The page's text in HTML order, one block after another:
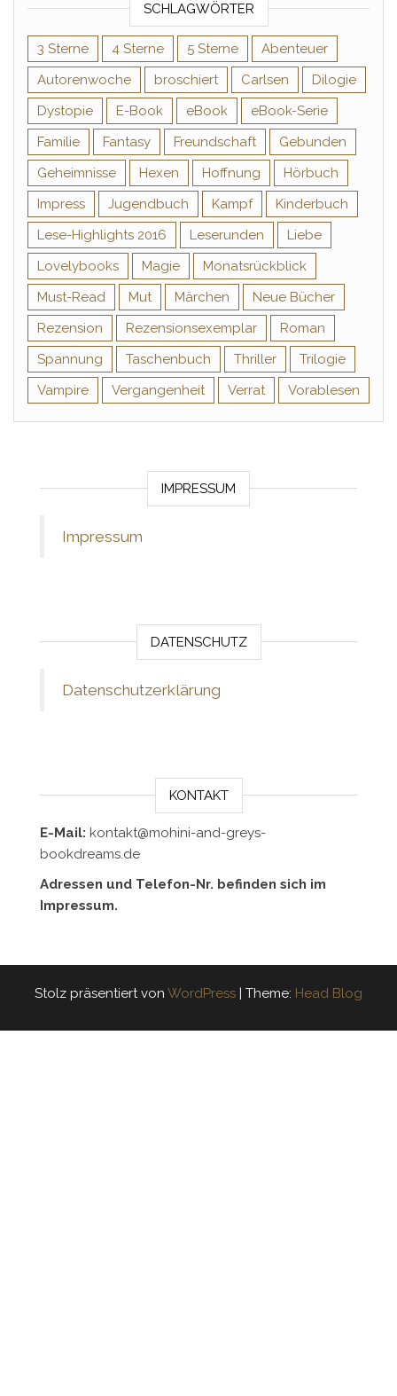
SCHLAGWÖRTER
3 Sterne 4 Sterne 5 Sterne
Abenteuer
Autorenwoche
broschiert Carlsen
Dilogie
Dystopie
E-Book eBook
eBook-Serie
Familie
Fantasy Freundschaft
Gebunden
Geheimnisse
Hexen Hoffnung
Hörbuch
Impress
Jugendbuch Kampf
Kinderbuch
Lese-Highlights 2016
Leserunden
Liebe
Lovelybooks
Magie
Monatsrückblick
Must-Read
Mut Märchen
Neue Bücher
Rezension
Rezensionsexemplar
Roman
Spannung
Taschenbuch Thriller
Trilogie
Vampire
Vergangenheit Verrat Vorablesen
IMPRESSUM
Impressum
DATENSCHUTZ
Datenschutzerklärung
KONTAKT
E-Mail: kontakt@mohini-and-greys-
bookdreams.de
Adressen und Telefon-Nr. befinden sich im
Impressum.
Stolz präsentiert von WordPress | Theme: Head Blog